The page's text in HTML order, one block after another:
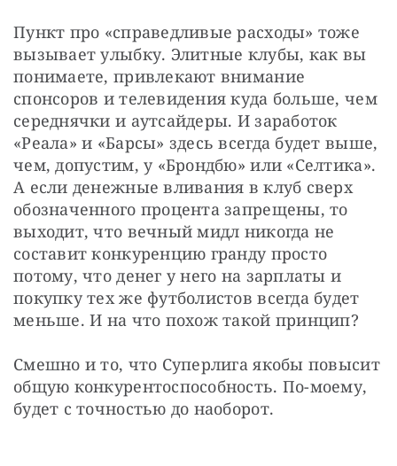
Пункт про «справедливые расходы» тоже
вызывает улыбку. Элитные клубы, как вы
понимаете, привлекают внимание
спонсоров и телевидения куда больше, чем
середнячки и аутсайдеры. И заработок
«Реала» и «Барсы» здесь всегда будет выше,
чем, допустим, у «Брондбю» или «Селтика».
А если денежные вливания в клуб сверх
обозначенного процента запрещены, то
выходит, что вечный мидл никогда не
составит конкуренцию гранду просто
потому, что денег у него на зарплаты и
покупку тех же футболистов всегда будет
меньше. И на что похож такой принцип?
Смешно и то, что Суперлига якобы повысит
общую конкурентоспособность. По-моему,
будет с точностью до наоборот.